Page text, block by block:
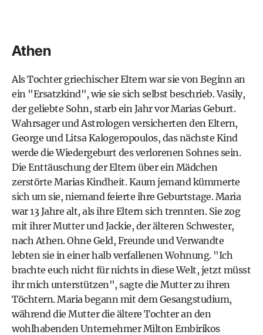
Athen
Als Tochter griechischer Eltern war sie von Beginn an
ein "Ersatzkind", wie sie sich selbst beschrieb. Vasily,
der geliebte Sohn, starb ein Jahr vor Marias Geburt.
Wahrsager und Astrologen versicherten den Eltern,
George und Litsa Kalogeropoulos, das nächste Kind
werde die Wiedergeburt des verlorenen Sohnes sein.
Die Enttäuschung der Eltern über ein Mädchen
zerstörte Marias Kindheit. Kaum jemand kümmerte
sich um sie, niemand feierte ihre Geburtstage. Maria
war 13 Jahre alt, als ihre Eltern sich trennten. Sie zog
mit ihrer Mutter und Jackie, der älteren Schwester,
nach Athen. Ohne Geld, Freunde und Verwandte
lebten sie in einer halb verfallenen Wohnung. "Ich
brachte euch nicht für nichts in diese Welt, jetzt müsst
ihr mich unterstützen", sagte die Mutter zu ihren
Töchtern. Maria begann mit dem Gesangstudium,
während die Mutter die ältere Tochter an den
wohlhabenden Unternehmer Milton Embirikos